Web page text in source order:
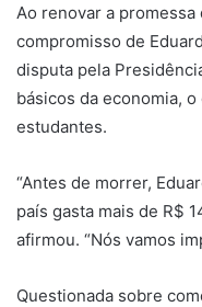
Ao renovar a
compromisso de
disputa pela
básicos da economia,
estudantes.
“Antes de morrer,
país gasta mais de R$
afirmou. “Nós vamos
Questionada sobre